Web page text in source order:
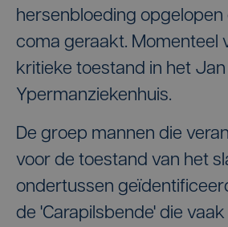
hersenbloeding opgelopen
coma geraakt. Momenteel
kritieke toestand in het Jan
Ypermanziekenhuis.
De groep mannen die
voor de toestand van het
ondertussen
de 'Carapilsbende' die